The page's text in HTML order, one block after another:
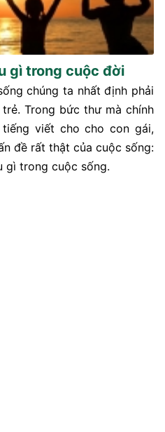
gì trong cuộc đời
chúng ta nhất định phải
Trong bức thư mà chính
viết cho cho con gái,
đề rất thật của cuộc sống:
gì trong cuộc sống.